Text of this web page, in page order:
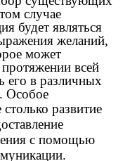
случае
будет являться
желаний,
может
всей
его в различных
Особое
развитие
с помощью